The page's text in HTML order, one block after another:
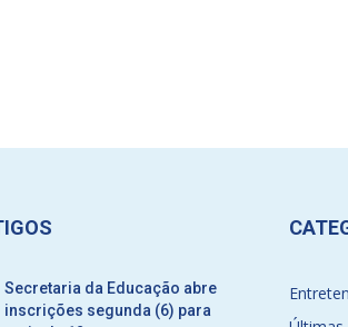
Secretaria da Educação abre
inscrições segunda (6) para